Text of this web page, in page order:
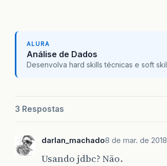
ALURA
Análise de Dados
Desenvolva hard skills técnicas e soft
3 Respostas
darlan_machado8 de mar. de 2018
Usando jdbc? Não.